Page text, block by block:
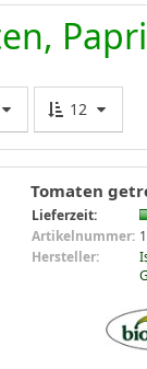
12
Tomaten
Lieferzeit:
Artikelnummer:
Hersteller: